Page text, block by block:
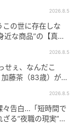
んはある奇妙な
を目の前で見て
というのです。
しての疲れがピ
れる演技の規則
ゴトンという揺
て睡魔が押し寄
平子さんも「な
2026.8.5
この世に存在しな
近な商品”の【真
2026.8.5
せぇ、なんだこ
藤茶（83歳）が贈
2026.8.5
々告白…「短時間で
る“夜職の現実”と